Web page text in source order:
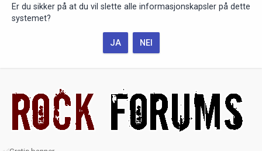
Er du sikker på at du vil slette alle informasjonskapsler på dette
systemet?